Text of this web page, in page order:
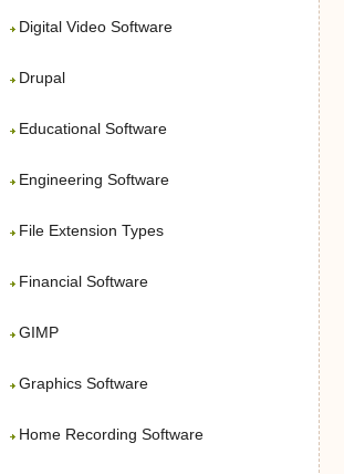
Digital Video Software
Drupal
Educational Software
Engineering Software
File Extension Types
Financial Software
GIMP
Graphics Software
Home Recording Software